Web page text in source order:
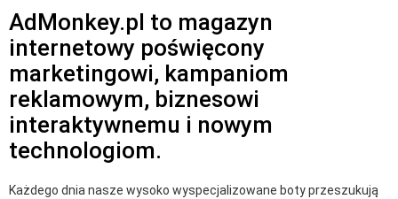
AdMonkey.pl to magazyn
internetowy poświęcony
marketingowi, kampaniom
reklamowym, biznesowi
interaktywnemu i nowym
technologiom.
Każdego dnia nasze wysoko wyspecjalizowane boty przeszukują